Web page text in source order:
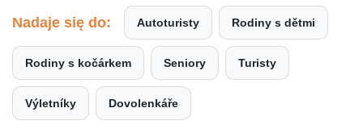
Nadaje się do: Autoturisty Rodiny s dětmi
Rodiny s kočárkem Seniory Turisty
Výletníky Dovolenkáře